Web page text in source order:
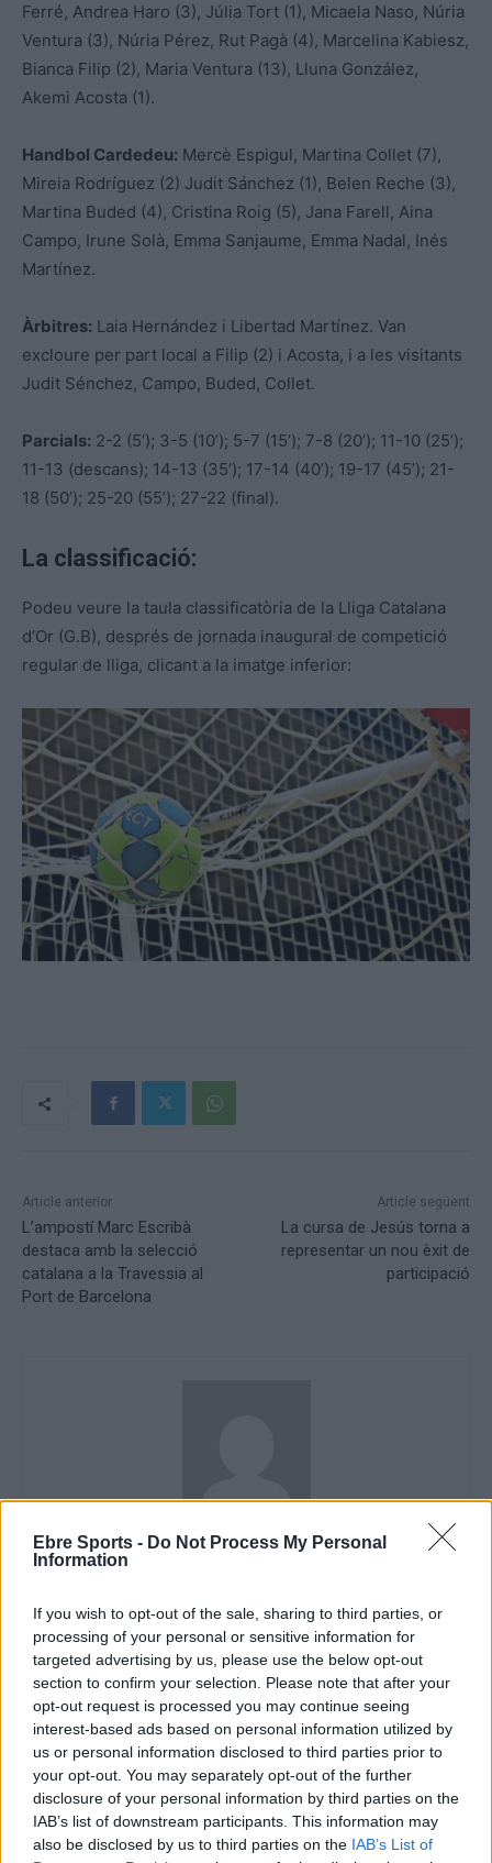
Ebre Sports - Do Not Process My Personal
Information
If you wish to opt-out of the sale, sharing to third parties, or
processing of your personal or sensitive information for
targeted advertising by us, please use the below opt-out
section to confirm your selection. Please note that after your
opt-out request is processed you may continue seeing
interest-based ads based on personal information utilized by
us or personal information disclosed to third parties prior to
your opt-out. You may separately opt-out of the further
disclosure of your personal information by third parties on the
IAB’s list of downstream participants. This information may
also be disclosed by us to third parties on the IAB’s List of
Ferré, Andrea Haro (3), Júlia Tort (1), Micaela Naso, Núria
Ventura (3), Núria Pérez, Rut Pagà (4), Marcelina Kabiesz,
Bianca Filip (2), Maria Ventura (13), Lluna González,
Akemi Acosta (1).
Handbol Cardedeu: Mercè Espigul, Martina Collet (7),
Mireia Rodríguez (2) Judit Sánchez (1), Belen Reche (3),
Martina Buded (4), Cristina Roig (5), Jana Farell, Aina
Campo, Irune Solà, Emma Sanjaume, Emma Nadal, Inés
Martínez.
Àrbitres: Laia Hernández i Libertad Martínez. Van
excloure per part local a Filip (2) i Acosta, i a les visitants
Judit Sénchez, Campo, Buded, Collet.
Parcials: 2-2 (5’); 3-5 (10’); 5-7 (15’); 7-8 (20’); 11-10 (25’);
11-13 (descans); 14-13 (35’); 17-14 (40’); 19-17 (45’); 21-
18 (50’); 25-20 (55’); 27-22 (final).
La classificació:
Podeu veure la taula classificatòria de la Lliga Catalana
d’Or (G.B), després de jornada inaugural de competició
regular de lliga, clicant a la imatge inferior:
Article anterior
L’ampostí Marc Escribà
destaca amb la selecció
catalana a la Travessia al
Port de Barcelona
Article següent
La cursa de Jesús torna a
representar un nou èxit de
participació
Redacció
ARTICLES RELACIONATS
Handbol
El Centre d’Esports Tortosa no va mantenir
el bon nivell de joc d’inici de partit
maig 7, 2026
Contundent victòria per acabar la Lliga